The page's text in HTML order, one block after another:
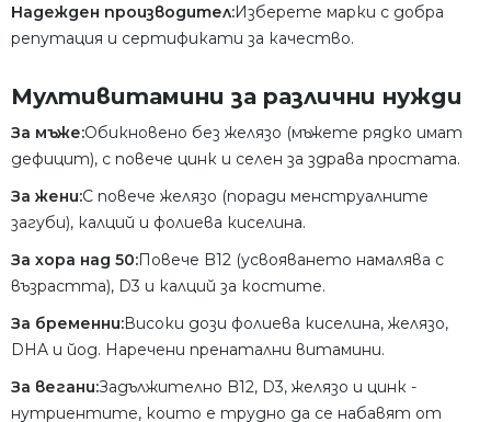
Надежден производител:Изберете марки с добра
репутация и сертификати за качество.
Мултивитамини за различни нужди
За мъже:Обикновено без желязо (мъжете рядко имат
дефицит), с повече цинк и селен за здрава простата.
За жени:С повече желязо (поради менструалните
загуби), калций и фолиева киселина.
За хора над 50:Повече B12 (усвояването намалява с
възрастта), D3 и калций за костите.
За бременни:Високи дози фолиева киселина, желязо,
DHA и йод. Наречени пренатални витамини.
За вегани:Задължително B12, D3, желязо и цинк -
нутриентите, които е трудно да се набавят от